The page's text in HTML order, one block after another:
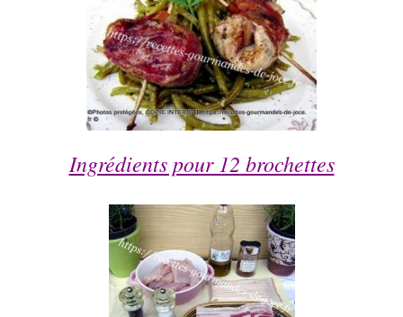
Ingrédients pour 12 brochettes